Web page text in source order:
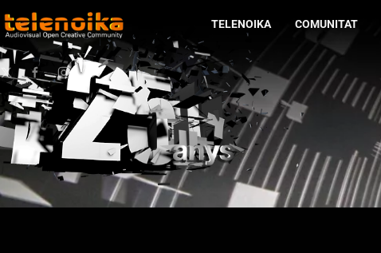
Ir al contenido principal
TELENOIKA COMUNITAT